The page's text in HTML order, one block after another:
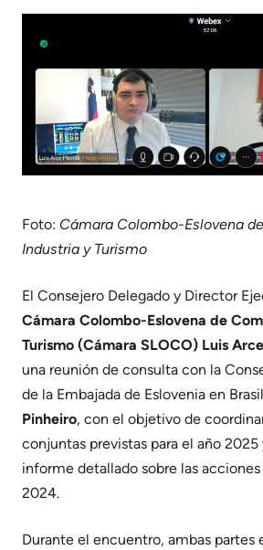
Foto: Cámara Colombo-Eslovena
Industria y Turismo
El Consejero Delegado y Director
Cámara Colombo-Eslovena de
Turismo (Cámara SLOCO) Luis
una reunión de consulta con la
de la Embajada de Eslovenia en
Pinheiro, con el objetivo de
conjuntas previstas para el año 2025
informe detallado sobre las
2024.
Durante el encuentro, ambas partes